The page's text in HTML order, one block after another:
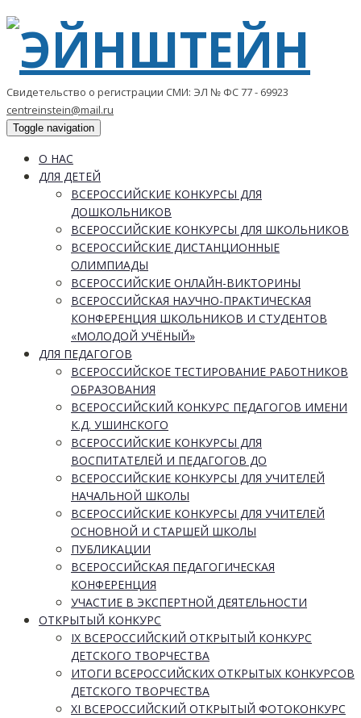
Свидетельство о регистрации СМИ: ЭЛ № ФС 77 - 69923
centreinstein@mail.ru
Toggle navigation
О НАС
ДЛЯ ДЕТЕЙ
ВСЕРОССИЙСКИЕ КОНКУРСЫ ДЛЯ
ДОШКОЛЬНИКОВ
ВСЕРОССИЙСКИЕ КОНКУРСЫ ДЛЯ ШКОЛЬНИКОВ
ВСЕРОССИЙСКИЕ ДИСТАНЦИОННЫЕ
ОЛИМПИАДЫ
ВСЕРОССИЙСКИЕ ОНЛАЙН-ВИКТОРИНЫ
ВСЕРОССИЙСКАЯ НАУЧНО-ПРАКТИЧЕСКАЯ
КОНФЕРЕНЦИЯ ШКОЛЬНИКОВ И СТУДЕНТОВ
«МОЛОДОЙ УЧЁНЫЙ»
ДЛЯ ПЕДАГОГОВ
ВСЕРОССИЙСКОЕ ТЕСТИРОВАНИЕ РАБОТНИКОВ
ОБРАЗОВАНИЯ
ВСЕРОССИЙСКИЙ КОНКУРС ПЕДАГОГОВ ИМЕНИ
К.Д. УШИНСКОГО
ВСЕРОССИЙСКИЕ КОНКУРСЫ ДЛЯ
ВОСПИТАТЕЛЕЙ И ПЕДАГОГОВ ДО
ВСЕРОССИЙСКИЕ КОНКУРСЫ ДЛЯ УЧИТЕЛЕЙ
НАЧАЛЬНОЙ ШКОЛЫ
ВСЕРОССИЙСКИЕ КОНКУРСЫ ДЛЯ УЧИТЕЛЕЙ
ОСНОВНОЙ И СТАРШЕЙ ШКОЛЫ
ПУБЛИКАЦИИ
ВСЕРОССИЙСКАЯ ПЕДАГОГИЧЕСКАЯ
КОНФЕРЕНЦИЯ
УЧАСТИЕ В ЭКСПЕРТНОЙ ДЕЯТЕЛЬНОСТИ
ОТКРЫТЫЙ КОНКУРС
IX ВСЕРОССИЙСКИЙ ОТКРЫТЫЙ КОНКУРС
ДЕТСКОГО ТВОРЧЕСТВА
ИТОГИ ВСЕРОССИЙСКИХ ОТКРЫТЫХ КОНКУРСОВ
ДЕТСКОГО ТВОРЧЕСТВА
XI ВСЕРОССИЙСКИЙ ОТКРЫТЫЙ ФОТОКОНКУРС